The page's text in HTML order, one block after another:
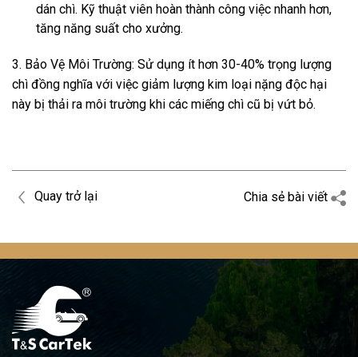
dán chì. Kỹ thuật viên hoàn thành công việc nhanh hơn,
tăng năng suất cho xưởng.
3. Bảo Vệ Môi Trường: Sử dụng ít hơn 30-40% trọng lượng
chì đồng nghĩa với việc giảm lượng kim loại nặng độc hại
này bị thải ra môi trường khi các miếng chì cũ bị vứt bỏ.
Quay trở lại Chia sẻ bài viết